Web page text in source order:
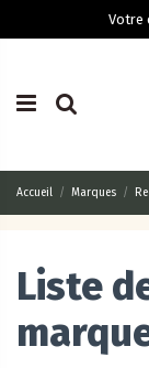
Votre
Accueil Marques
Liste